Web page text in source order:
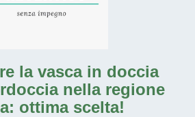
la vasca in doccia
nella regione
ottima scelta!